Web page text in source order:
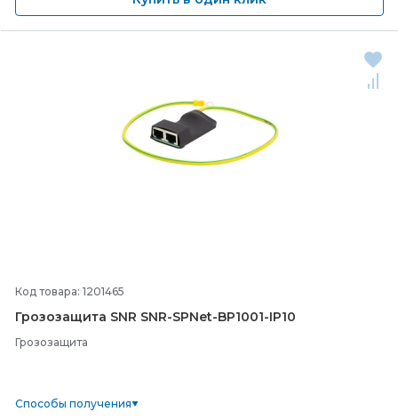
Код товара: 1201465
Грозозащита SNR SNR-SPNet-BP1001-IP10
Грозозащита
Способы получения